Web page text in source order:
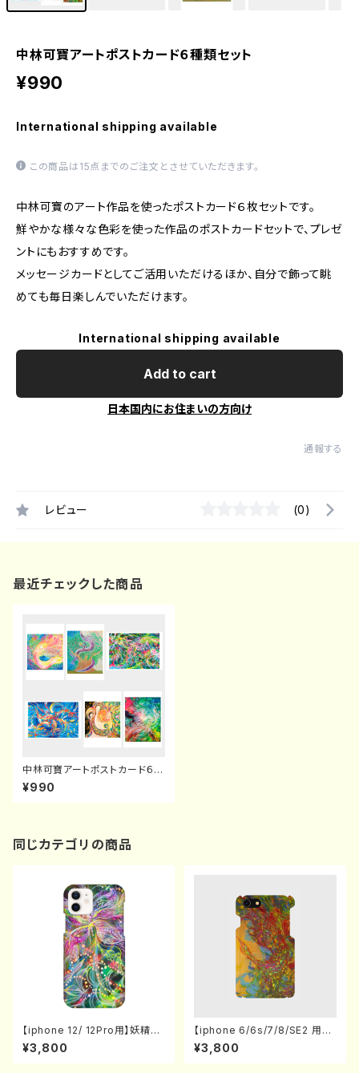
中林可寶アートポストカード６種類セット
¥990
International shipping available
この商品は15点までのご注文とさせていただきます。
中林可寶のアート作品を使ったポストカード６枚セットです。
鮮やかな様々な色彩を使った作品のポストカードセットで、プレゼ
ントにもおすすめです。
メッセージカードとしてご活用いただけるほか、自分で飾って眺
めても毎日楽しんでいただけます。
International shipping available
Add to cart
日本国内にお住まいの方向け
通報する
レビュー (0)
最近チェックした商品
中林可寶アートポストカード６種
類セット
¥990
同じカテゴリの商品
【iphone 12/ 12Pro用】妖精の
森 スマホケース
¥3,800
【iphone 6/6s/7/8/SE2 用】A
bird of light スマホケース
¥3,800